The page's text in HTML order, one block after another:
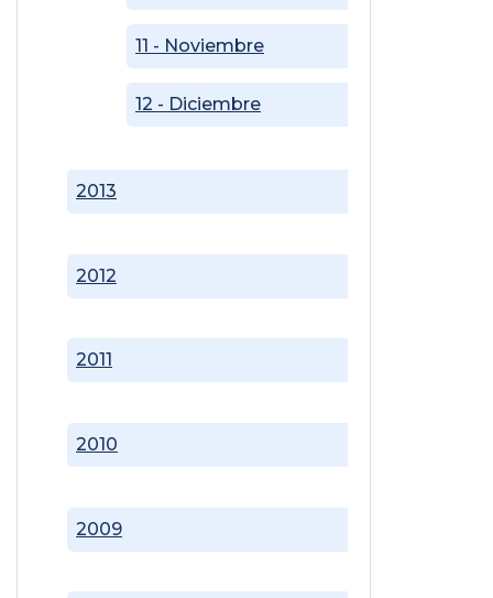
2009
2010
2011
2012
2013
11 - Noviembre
12 - Diciembre